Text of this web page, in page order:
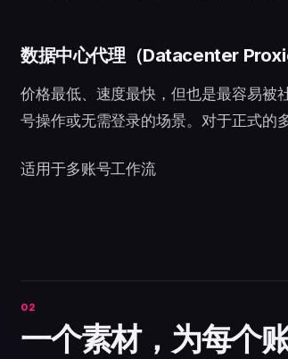
数据中心代理（Datacenter
价格最低、速度最快，但也是最容易被
号操作或无需登录的场景。对于正式的
适用于多账号工作流
一个素材，为每个